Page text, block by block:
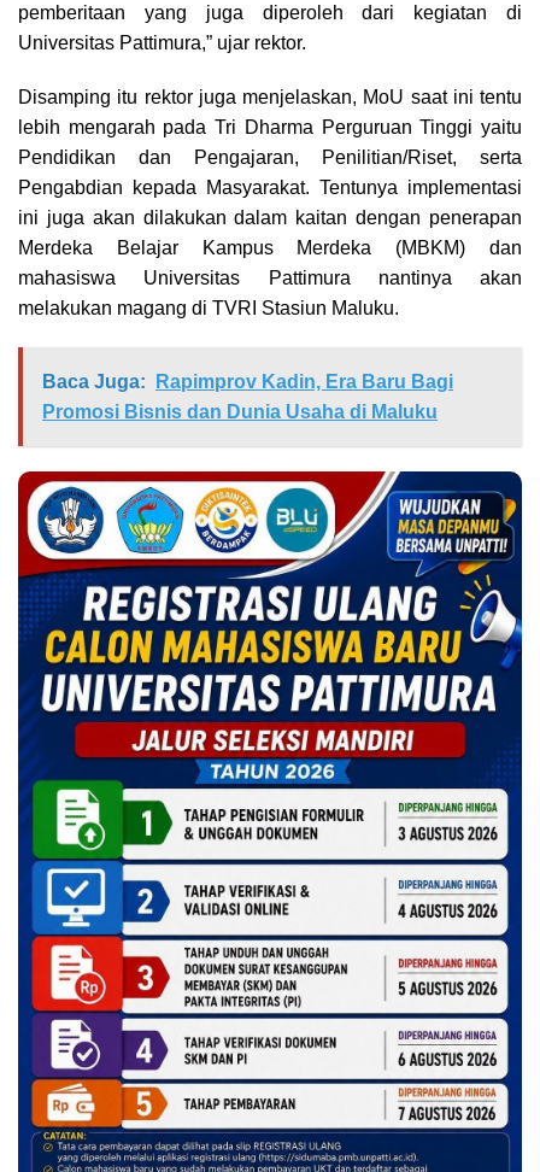
pemberitaan yang juga diperoleh dari kegiatan di
Universitas Pattimura,” ujar rektor.
Disamping itu rektor juga menjelaskan, MoU saat ini tentu
lebih mengarah pada Tri Dharma Perguruan Tinggi yaitu
Pendidikan dan Pengajaran, Penilitian/Riset, serta
Pengabdian kepada Masyarakat. Tentunya implementasi
ini juga akan dilakukan dalam kaitan dengan penerapan
Merdeka Belajar Kampus Merdeka (MBKM) dan
mahasiswa Universitas Pattimura nantinya akan
melakukan magang di TVRI Stasiun Maluku.
Baca Juga:
Rapimprov Kadin, Era Baru Bagi
Promosi Bisnis dan Dunia Usaha di Maluku